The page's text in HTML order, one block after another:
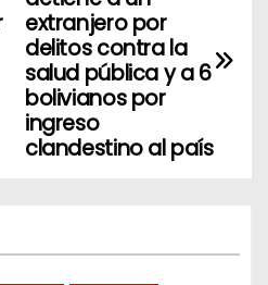
extranjero por
delitos contra la
salud pública y a 6
bolivianos por
ingreso
clandestino al país